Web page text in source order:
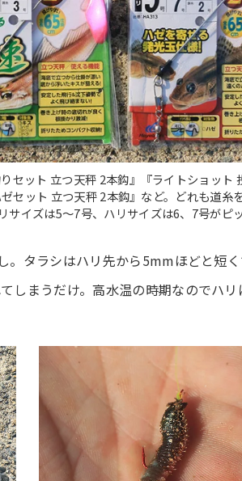
セット 立つ天秤 2本鈎』『ライトショット
セット 立つ天秤 2本鈎』など。どれも道糸
サイズは5～7号、ハリサイズは6、7号がピ
。タラシはハリ先から5mmほどと短
しまうだけ。高水温の時期なのでハ